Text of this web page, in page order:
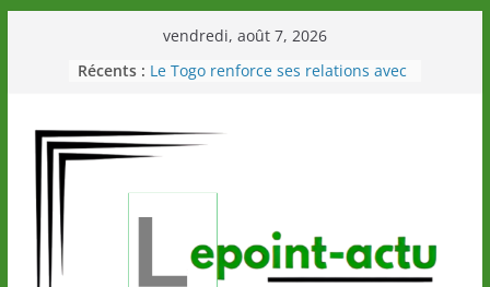
vendredi, août 7, 2026
Récents : Le Togo renforce ses relations avec
Éléphants en Côte d’Ivoire
LOTO DETENTE”, un nouveau tirage
marque de confiance au Togo sur
la scène internationale au-delà des
performances de ses athlètes